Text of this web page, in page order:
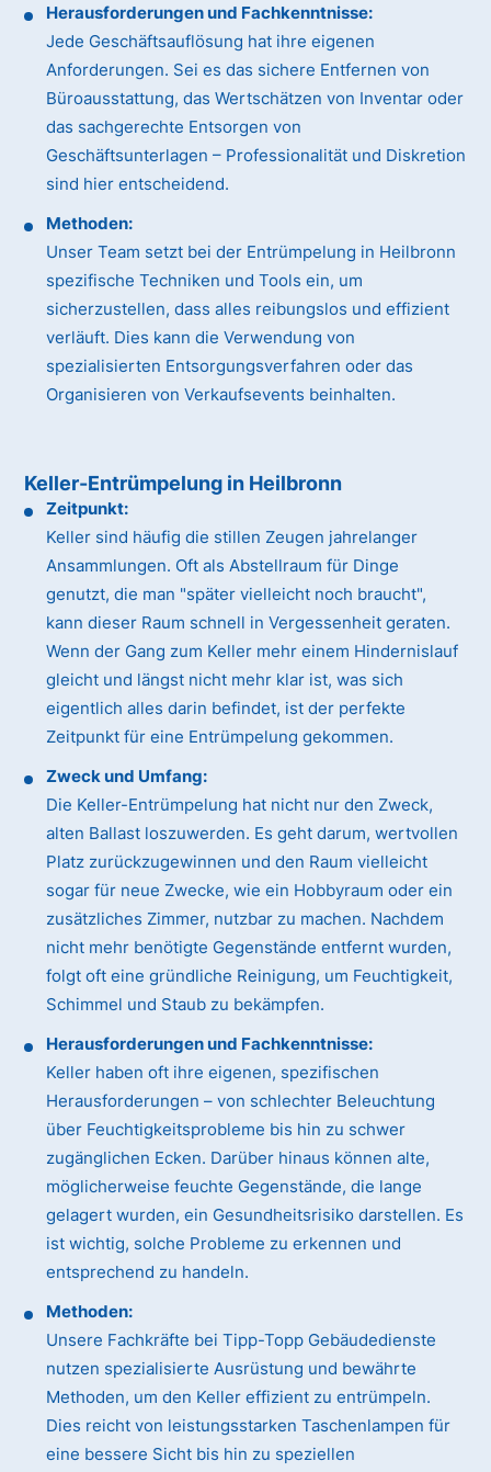
Herausforderungen und Fachkenntnisse:
Jede Geschäftsauflösung hat ihre eigenen
Anforderungen. Sei es das sichere Entfernen von
Büroausstattung, das Wertschätzen von Inventar oder
das sachgerechte Entsorgen von
Geschäftsunterlagen – Professionalität und Diskretion
sind hier entscheidend.
Methoden:
Unser Team setzt bei der Entrümpelung in Heilbronn
spezifische Techniken und Tools ein, um
sicherzustellen, dass alles reibungslos und effizient
verläuft. Dies kann die Verwendung von
spezialisierten Entsorgungsverfahren oder das
Organisieren von Verkaufsevents beinhalten.
Keller-Entrümpelung in Heilbronn
Zeitpunkt:
Keller sind häufig die stillen Zeugen jahrelanger
Ansammlungen. Oft als Abstellraum für Dinge
genutzt, die man "später vielleicht noch braucht",
kann dieser Raum schnell in Vergessenheit geraten.
Wenn der Gang zum Keller mehr einem Hindernislauf
gleicht und längst nicht mehr klar ist, was sich
eigentlich alles darin befindet, ist der perfekte
Zeitpunkt für eine Entrümpelung gekommen.
Zweck und Umfang:
Die Keller-Entrümpelung hat nicht nur den Zweck,
alten Ballast loszuwerden. Es geht darum, wertvollen
Platz zurückzugewinnen und den Raum vielleicht
sogar für neue Zwecke, wie ein Hobbyraum oder ein
zusätzliches Zimmer, nutzbar zu machen. Nachdem
nicht mehr benötigte Gegenstände entfernt wurden,
folgt oft eine gründliche Reinigung, um Feuchtigkeit,
Schimmel und Staub zu bekämpfen.
Herausforderungen und Fachkenntnisse:
Keller haben oft ihre eigenen, spezifischen
Herausforderungen – von schlechter Beleuchtung
über Feuchtigkeitsprobleme bis hin zu schwer
zugänglichen Ecken. Darüber hinaus können alte,
möglicherweise feuchte Gegenstände, die lange
gelagert wurden, ein Gesundheitsrisiko darstellen. Es
ist wichtig, solche Probleme zu erkennen und
entsprechend zu handeln.
Methoden:
Unsere Fachkräfte bei Tipp-Topp Gebäudedienste
nutzen spezialisierte Ausrüstung und bewährte
Methoden, um den Keller effizient zu entrümpeln.
Dies reicht von leistungsstarken Taschenlampen für
eine bessere Sicht bis hin zu speziellen